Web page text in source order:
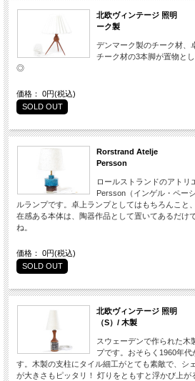
北欧ヴィンテージ
ーク製
デンマーク製のチーク材、
チーク材の3本脚が置物と
◎
価格： 0円(税込)
SOLD OUT
Rorstrand Atelje
Persson
ロールストランドのアトリ
Persson（インゲル・ペー
ルランプです。卓上ランプとしてはもちろんこと
在感ある本体は、陶器作品として置いてあるだけ
ね。
価格： 0円(税込)
SOLD OUT
北欧ヴィンテージ
（S）/ 木製
スウェーデンで作られた木
プです。おそらく1960年
す。木製の支柱にタイル細工がとても素敵で、シ
が大きさもピッタリ！ 灯りをともすと浮かび上